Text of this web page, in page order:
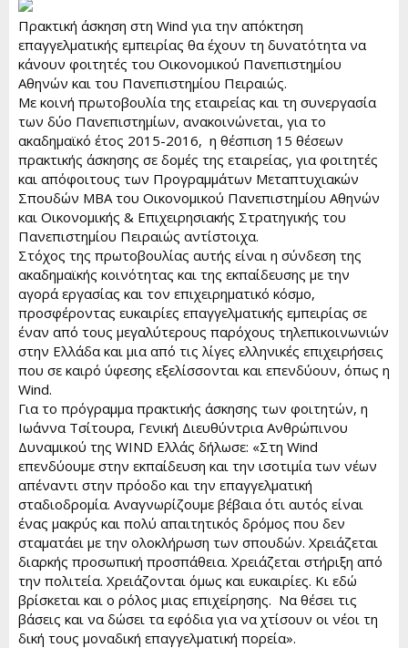
r
t
e
r
Πρακτική άσκηση στη Wind για την απόκτηση
επαγγελματικής εμπειρίας θα έχουν τη δυνατότητα να
κάνουν φοιτητές του Οικονομικού Πανεπιστημίου
Αθηνών και του Πανεπιστημίου Πειραιώς.
Με κοινή πρωτοβουλία της εταιρείας και τη συνεργασία
των δύο Πανεπιστημίων, ανακοινώνεται, για το
ακαδημαϊκό έτος 2015-2016, η θέσπιση 15 θέσεων
πρακτικής άσκησης σε δομές της εταιρείας, για φοιτητές
και απόφοιτους των Προγραμμάτων Μεταπτυχιακών
Σπουδών MBA του Οικονομικού Πανεπιστημίου Αθηνών
και Οικονομικής & Επιχειρησιακής Στρατηγικής του
Πανεπιστημίου Πειραιώς αντίστοιχα.
Στόχος της πρωτοβουλίας αυτής είναι η σύνδεση της
ακαδημαϊκής κοινότητας και της εκπαίδευσης με την
αγορά εργασίας και τον επιχειρηματικό κόσμο,
προσφέροντας ευκαιρίες επαγγελματικής εμπειρίας σε
έναν από τους μεγαλύτερους παρόχους τηλεπικοινωνιών
στην Ελλάδα και μια από τις λίγες ελληνικές επιχειρήσεις
που σε καιρό ύφεσης εξελίσσονται και επενδύουν, όπως η
Wind.
Για το πρόγραμμα πρακτικής άσκησης των φοιτητών, η
Ιωάννα Τσίτουρα, Γενική Διευθύντρια Ανθρώπινου
Δυναμικού της WIND Ελλάς δήλωσε: «Στη Wind
επενδύουμε στην εκπαίδευση και την ισοτιμία των νέων
απέναντι στην πρόοδο και την επαγγελματική
σταδιοδρομία. Αναγνωρίζουμε βέβαια ότι αυτός είναι
ένας μακρύς και πολύ απαιτητικός δρόμος που δεν
σταματάει με την ολοκλήρωση των σπουδών. Χρειάζεται
διαρκής προσωπική προσπάθεια. Χρειάζεται στήριξη από
την πολιτεία. Χρειάζονται όμως και ευκαιρίες. Κι εδώ
βρίσκεται και ο ρόλος μιας επιχείρησης. Να θέσει τις
βάσεις και να δώσει τα εφόδια για να χτίσουν οι νέοι τη
δική τους μοναδική επαγγελματική πορεία».